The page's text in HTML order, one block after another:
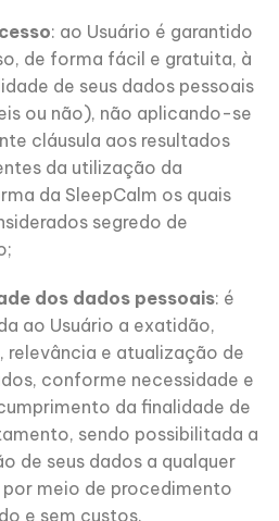
: ao Usuário é garantido
de forma fácil e gratuita, à
de seus dados pessoais
ou não), não aplicando-se
cláusula aos resultados
da utilização da
da SleepCalm os quais
segredo de
dos dados pessoais: é
ao Usuário a exatidão,
relevância e atualização de
conforme necessidade e
da finalidade de
sendo possibilitada a
de seus dados a qualquer
meio de procedimento
e sem custos.